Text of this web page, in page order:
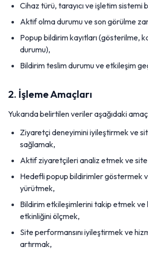
Cihaz türü, tarayıcı ve işletim sistemi
Aktif olma durumu ve son görülme
Popup bildirim kayıtları (gösterilme,
durumu),
Bildirim teslim durumu ve etkileşim
2. İşleme Amaçları
Yukarıda belirtilen veriler aşağıdaki
Ziyaretçi deneyimini iyileştirmek ve
sağlamak,
Aktif ziyaretçileri analiz etmek ve
Hedefli popup bildirimler göstermek
yürütmek,
Bildirim etkileşimlerini takip etmek
etkinliğini ölçmek,
Site performansını iyileştirmek ve
artırmak,